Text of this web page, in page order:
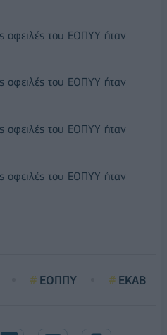
του ΕΟΠΥΥ ήταν
του ΕΟΠΥΥ ήταν
του ΕΟΠΥΥ ήταν
του ΕΟΠΥΥ ήταν
ΕΟΠΠΥ ΕΚΑΒ